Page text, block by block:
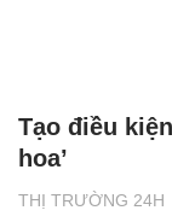
THỊ TRƯỜNG 24H
Tạo điều
hoa’